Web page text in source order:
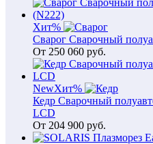
Хит%
Сварог Сварочный
От 250 060 руб.
NewХит%
Кедр Сварочный
LCD
От 204 900 руб.